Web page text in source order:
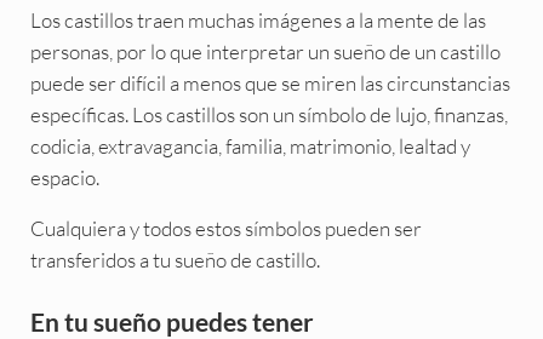
Los castillos traen muchas imágenes a la mente de las
personas, por lo que interpretar un sueño de un castillo
puede ser difícil a menos que se miren las circunstancias
específicas. Los castillos son un símbolo de lujo, finanzas,
codicia, extravagancia, familia, matrimonio, lealtad y
espacio.
Cualquiera y todos estos símbolos pueden ser
transferidos a tu sueño de castillo.
En tu sueño puedes tener